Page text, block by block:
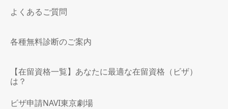
よくあるご質問
各種無料診断のご案内
【在留資格一覧】あなたに最適な在留資格（ビザ）
は？
ビザ申請NAVI東京劇場